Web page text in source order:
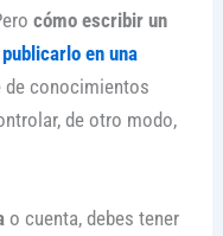
cómo escribir un
publicarlo en una
de conocimientos
de otro modo,
o cuenta, debes tener